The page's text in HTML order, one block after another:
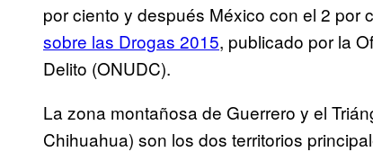
por ciento y después México con el 2 por
sobre las Drogas 2015, publicado por la
Delito (ONUDC).
La zona montañosa de Guerrero y el
Chihuahua) son los dos territorios